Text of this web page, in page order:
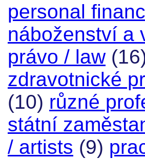
personal
náboženství a
právo / law
zdravotnické
(10) různé
státní
/ artists (9)